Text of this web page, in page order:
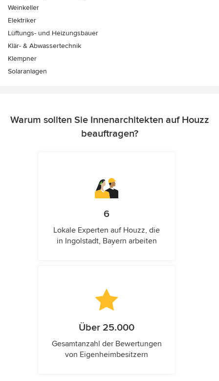
Weinkeller
Elektriker
Lüftungs- und Heizungsbauer
Klär- & Abwassertechnik
Klempner
Solaranlagen
Warum sollten Sie Innenarchitekten auf Houzz
beauftragen?
6
Lokale Experten auf Houzz, die
in Ingolstadt, Bayern arbeiten
Über 25.000
Gesamtanzahl der Bewertungen
von Eigenheimbesitzern